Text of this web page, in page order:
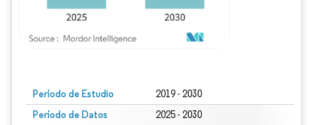
Período de Estudio 2019 - 2030
Período de Datos
2025 - 2030